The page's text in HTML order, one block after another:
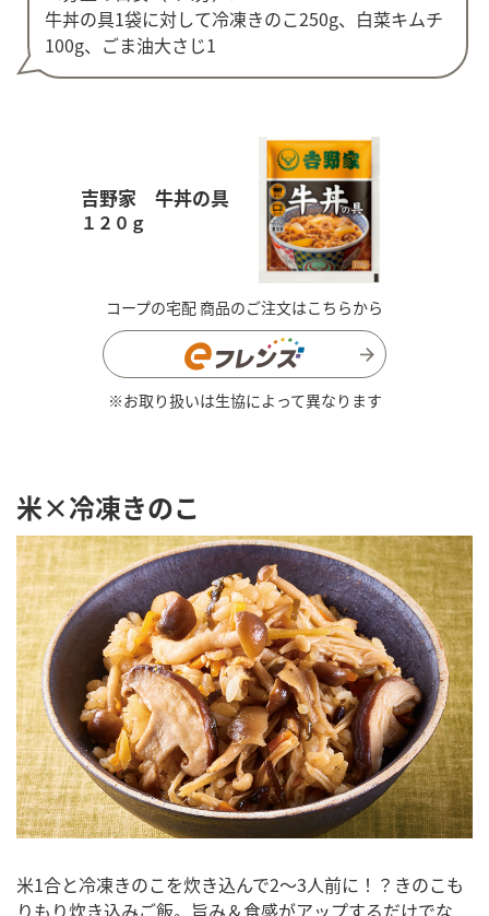
牛丼の具1袋に対して冷凍きのこ250g、白菜キムチ
100g、ごま油大さじ1
吉野家 牛丼の具
１２０ｇ
コープの宅配 商品のご注文はこちらから
※お取り扱いは生協によって異なります
米×冷凍きのこ
米1合と冷凍きのこを炊き込んで2～3人前に！？きのこも
りもり炊き込みご飯。旨み＆食感がアップするだけでな